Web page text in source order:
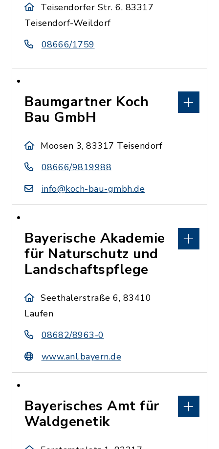
Teisendorfer Str. 6, 83317
Teisendorf-Weildorf
08666/1759
Baumgartner Koch
Bau GmbH
Moosen 3, 83317 Teisendorf
08666/9819988
info@koch-bau-gmbh.de
Bayerische Akademie
für Naturschutz und
Landschaftspflege
Seethalerstraße 6, 83410
Laufen
08682/8963-0
www.anl.bayern.de
Bayerisches Amt für
Waldgenetik